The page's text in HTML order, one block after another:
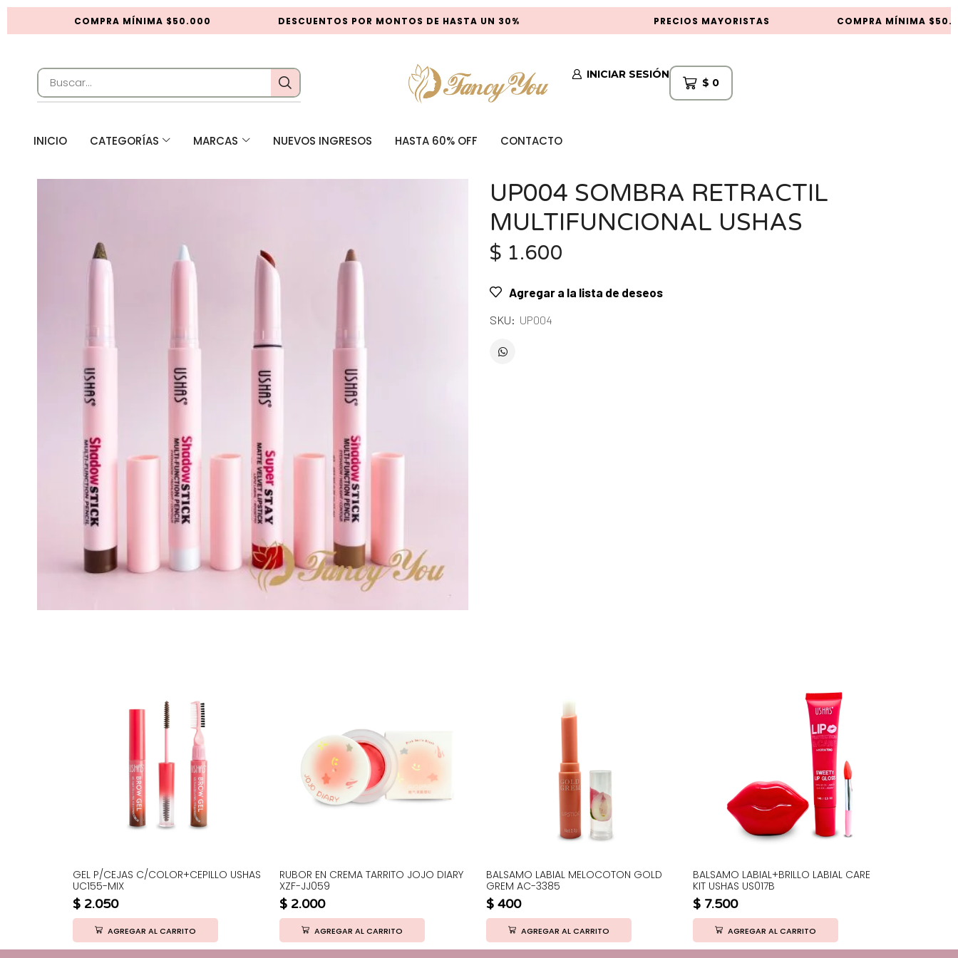
COMPRA MÍNIMA $50.000 DESCUENTOS POR MONTOS DE HASTA UN 30% PRECIOS MAYORISTAS COMPRA MÍNIMA
INICIAR SESIÓN
$ 0
INICIO CATEGORÍAS MARCAS NUEVOS INGRESOS HASTA 60% OFF CONTACTO
UP004 SOMBRA RETRACTIL
MULTIFUNCIONAL USHAS
$ 1.600
Agregar a la lista de deseos
SKU: UP004
GEL P/CEJAS C/COLOR+CEPILLO USHAS
UC155-MIX
$ 2.050
AGREGAR AL CARRITO
RUBOR EN CREMA TARRITO JOJO DIARY
XZF-JJ059
$ 2.000
AGREGAR AL CARRITO
BALSAMO LABIAL MELOCOTON GOLD
GREM AC-3385
$ 400
AGREGAR AL CARRITO
BALSAMO LABIAL+BRILLO LABIAL CARE
KIT USHAS US017B
$ 7.500
AGREGAR AL CARRITO